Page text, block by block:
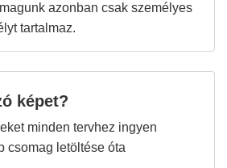
azonban csak személyes
tartalmaz.
képet?
minden tervhez ingyen
csomag letöltése óta